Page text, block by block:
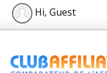
Hi, Guest